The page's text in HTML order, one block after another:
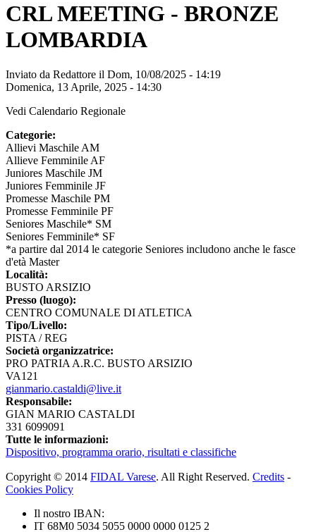
CRL MEETING - BRONZE
LOMBARDIA
Inviato da Redattore il Dom, 10/08/2025 - 14:19
Domenica, 13 Aprile, 2025 - 14:30
Vedi Calendario Regionale
Categorie:
Allievi Maschile AM
Allieve Femminile AF
Juniores Maschile JM
Juniores Femminile JF
Promesse Maschile PM
Promesse Femminile PF
Seniores Maschile* SM
Seniores Femminile* SF
*a partire dal 2014 le categorie Seniores includono anche le fasce
d'età Master
Località:
BUSTO ARSIZIO
Presso (luogo):
CENTRO COMUNALE DI ATLETICA
Tipo/Livello:
PISTA / REG
Società organizzatrice:
PRO PATRIA A.R.C. BUSTO ARSIZIO
VA121
gianmario.castaldi@live.it
Responsabile:
GIAN MARIO CASTALDI
331 6099091
Tutte le informazioni:
Dispositivo, programma orario, risultati e classifiche
Copyright © 2014 FIDAL Varese. All Right Reserved. Credits -
Cookies Policy
Il nostro IBAN:
IT 68M0 5034 5055 0000 0000 0125 2